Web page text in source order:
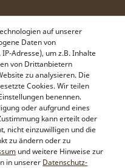
auf unserer
Daten von
Adresse), um z.B. Inhalte
von Drittanbietern
zu analysieren. Die
Cookies. Wir teilen
benennen.
oder aufgrund eines
kann erteilt oder
nicht einzuwilligen und die
zu ändern oder zu
und weitere Hinweise zur
in unserer Daten­schutz­